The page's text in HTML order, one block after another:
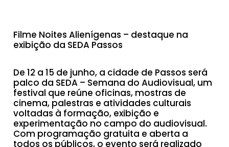
Filme Noites Alienígenas – destaque na
exibição da SEDA Passos
De 12 a 15 de junho, a cidade de Passos será
palco da SEDA – Semana do Audiovisual, um
festival que reúne oficinas, mostras de
cinema, palestras e atividades culturais
voltadas à formação, exibição e
experimentação no campo do audiovisual.
Com programação gratuita e aberta a
todos os públicos, o evento será realizado